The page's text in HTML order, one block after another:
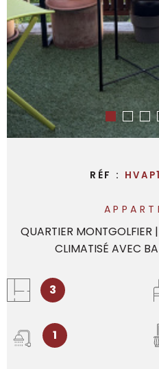
RÉF :
QUARTIER MONTGOLFIER
CLIMATISÉ AVEC
3
1